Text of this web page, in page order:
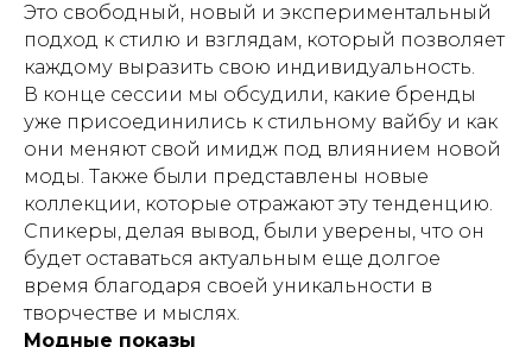
Это свободный, новый и экспериментальный
подход к стилю и взглядам, который позволяет
каждому выразить свою индивидуальность.
В конце сессии мы обсудили, какие бренды
уже присоединились к стильному вайбу и как
они меняют свой имидж под влиянием новой
моды. Также были представлены новые
коллекции, которые отражают эту тенденцию.
Спикеры, делая вывод, были уверены, что он
будет оставаться актуальным еще долгое
время благодаря своей уникальности в
творчестве и мыслях.
Модные показы